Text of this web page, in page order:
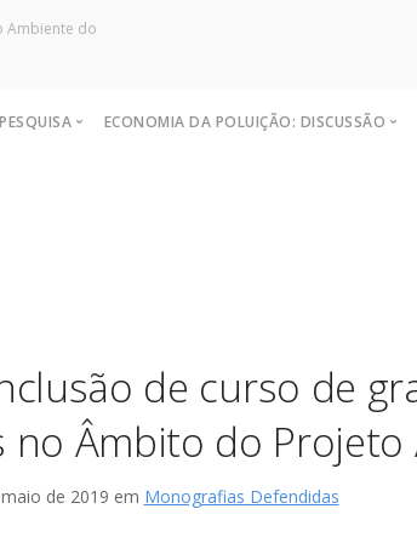
Ambiente do
Pesquisadores
ECONOMIA DA POLUIÇÃO: DISCUSSÃO
Ronald Coase e Poluição
Críticas
de curso de
no Âmbito do Projeto
de 2019 em Monografias Defendidas